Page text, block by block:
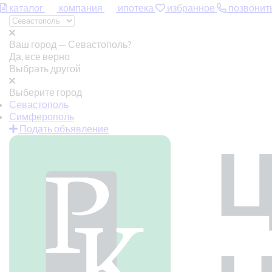
каталог компания ипотека избранное
Ваш город — Севастополь?
Да, все верно
Выбрать другой
Выберите город
Севастополь
Симферополь
Подать объявление